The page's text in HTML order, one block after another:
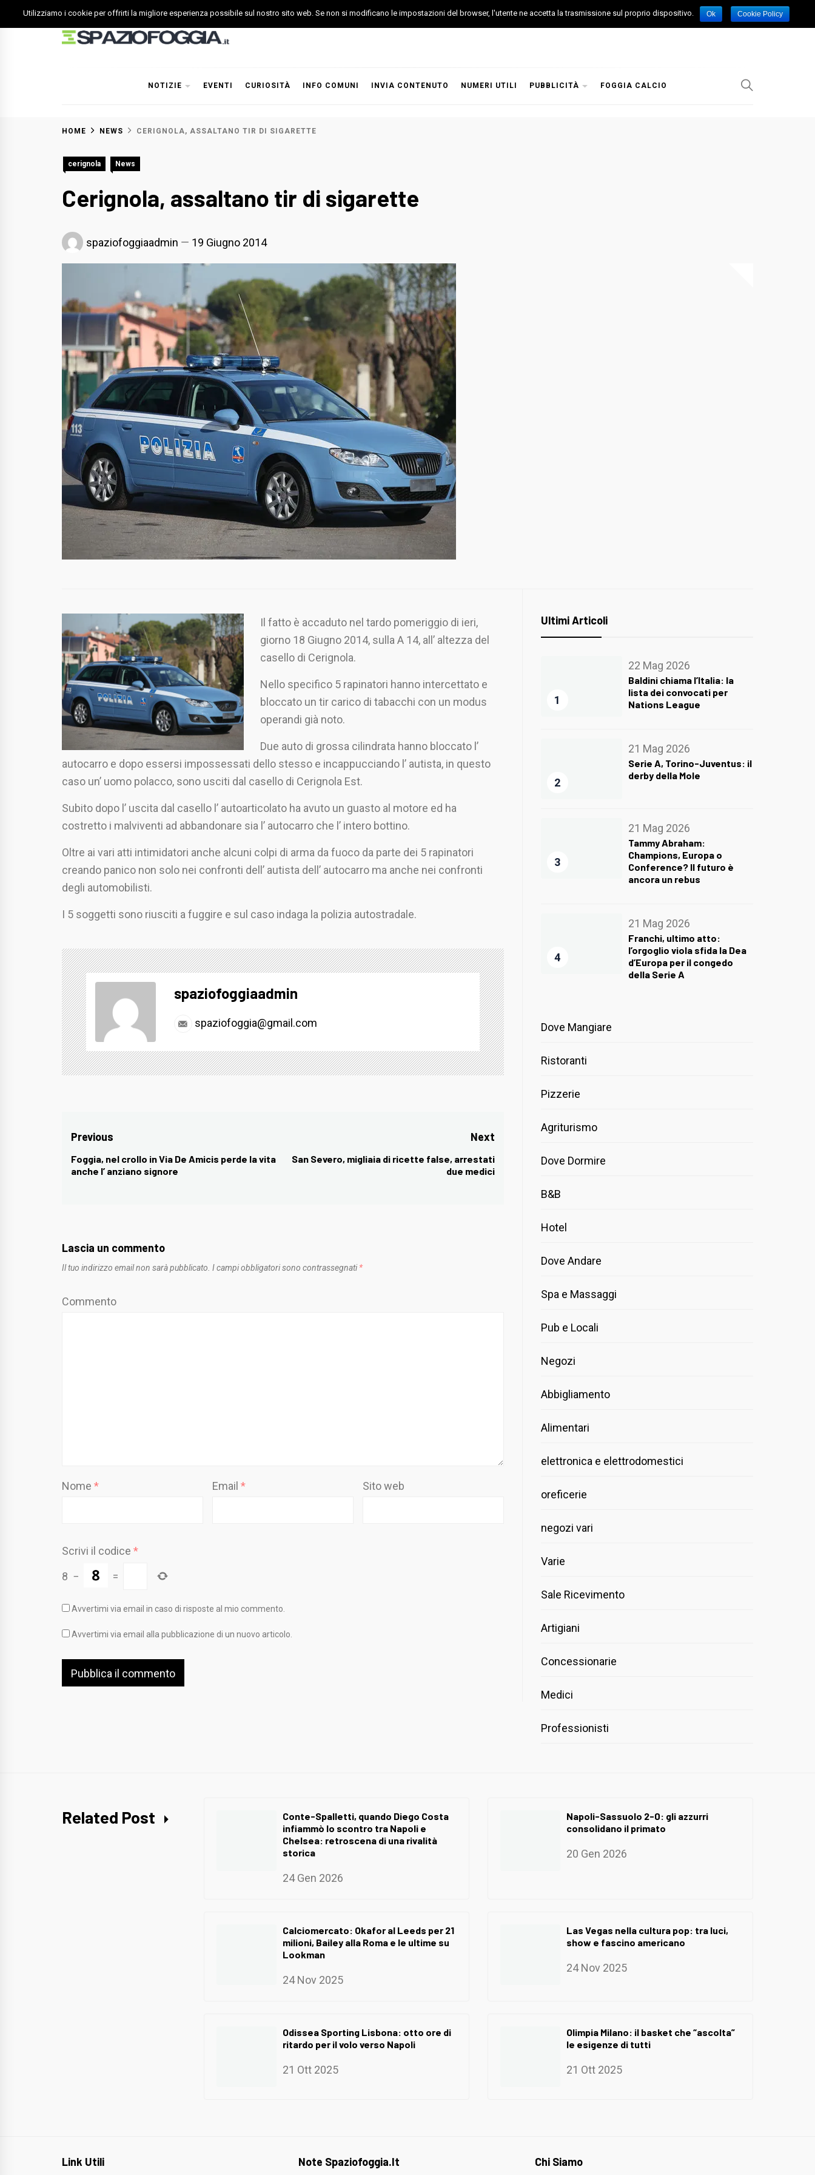
to
NOTIZIE EVENTI CURIOSITÀ INFO COMUNI INVIA CONTENUTO NUMERI UTILI PUBBLICITÀ FOGGIA CALCIO
HOME NEWS CERIGNOLA, ASSALTANO TIR DI SIGARETTE
cerignola News
Cerignola, assaltano tir di sigarette
spaziofoggiaadmin 19 Giugno 2014
Il fatto è accaduto nel tardo pomeriggio di ieri,
giorno 18 Giugno 2014, sulla A 14, all’ altezza del
casello di Cerignola.
Nello specifico 5 rapinatori hanno intercettato e
bloccato un tir carico di tabacchi con un modus
operandi già noto.
Due auto di grossa cilindrata hanno bloccato l’
autocarro e dopo essersi impossessati dello stesso e incappucciando l’ autista, in questo
caso un’ uomo polacco, sono usciti dal casello di Cerignola Est.
Subito dopo l’ uscita dal casello l’ autoarticolato ha avuto un guasto al motore ed ha
costretto i malviventi ad abbandonare sia l’ autocarro che l’ intero bottino.
Oltre ai vari atti intimidatori anche alcuni colpi di arma da fuoco da parte dei 5 rapinatori
creando panico non solo nei confronti dell’ autista dell’ autocarro ma anche nei confronti
degli automobilisti.
I 5 soggetti sono riusciti a fuggire e sul caso indaga la polizia autostradale.
spaziofoggiaadmin
spaziofoggia@gmail.com
Navigazione
articoli
Previous
Previous
post:
Foggia, nel crollo in Via De Amicis perde la vita
anche l’ anziano signore
Next
Next
post:
San Severo, migliaia di ricette false, arrestati
due medici
Lascia un commento
Il tuo indirizzo email non sarà pubblicato. I campi obbligatori sono contrassegnati *
Commento
Nome * Email * Sito web
Scrivi il codice *
8 − =
Avvertimi via email in caso di risposte al mio commento.
Avvertimi via email alla pubblicazione di un nuovo articolo.
Ultimi Articoli
1
22 Mag 2026
Baldini chiama l’Italia: la
lista dei convocati per
Nations League
2
21 Mag 2026
Serie A, Torino-Juventus: il
derby della Mole
3
21 Mag 2026
Tammy Abraham:
Champions, Europa o
Conference? Il futuro è
ancora un rebus
4
21 Mag 2026
Franchi, ultimo atto:
l’orgoglio viola sfida la Dea
d’Europa per il congedo
della Serie A
Dove Mangiare
Ristoranti
Pizzerie
Agriturismo
Dove Dormire
B&B
Hotel
Dove Andare
Spa e Massaggi
Pub e Locali
Negozi
Abbigliamento
Alimentari
elettronica e elettrodomestici
oreficerie
negozi vari
Varie
Sale Ricevimento
Artigiani
Concessionarie
Medici
Professionisti
Related Post
Conte-Spalletti, quando Diego Costa
infiammò lo scontro tra Napoli e
Chelsea: retroscena di una rivalità
storica
24 Gen 2026
Napoli-Sassuolo 2-0: gli azzurri
consolidano il primato
20 Gen 2026
Calciomercato: Okafor al Leeds per 21
milioni, Bailey alla Roma e le ultime su
Lookman
24 Nov 2025
Las Vegas nella cultura pop: tra luci,
show e fascino americano
24 Nov 2025
Odissea Sporting Lisbona: otto ore di
ritardo per il volo verso Napoli
21 Ott 2025
Olimpia Milano: il basket che “ascolta”
le esigenze di tutti
21 Ott 2025
Link Utili Note Spaziofoggia.it Chi Siamo
Utilizziamo i cookie per offrirti la migliore esperienza possibile sul nostro sito web. Se non si modificano le impostazioni del browser, l'utente ne accetta la trasmissione sul proprio dispositivo. Ok Cookie Policy